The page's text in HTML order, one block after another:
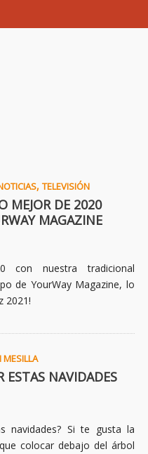
, TELEVISIÓN
MEJOR DE 2020
MAGAZINE
con nuestra tradicional
de YourWay Magazine, lo
2021!
MESILLA
ESTAS NAVIDADES
navidades? Si te gusta la
colocar debajo del árbol